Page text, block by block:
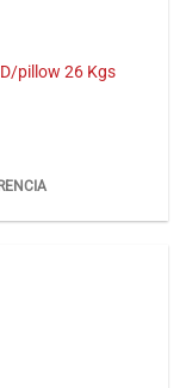
pillow 26 Kgs